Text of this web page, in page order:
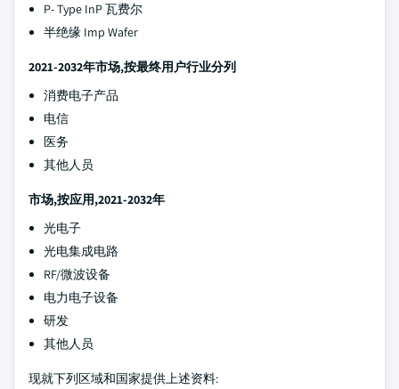
P- Type InP 瓦费尔
半绝缘 Imp Wafer
2021-2032年市场,按最终用户行业分列
消费电子产品
电信
医务
其他人员
市场,按应用,2021-2032年
光电子
光电集成电路
RF/微波设备
电力电子设备
研发
其他人员
现就下列区域和国家提供上述资料: